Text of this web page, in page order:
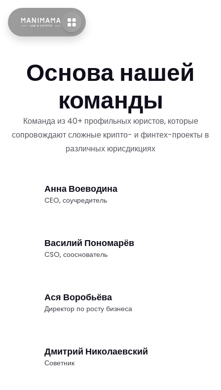
Основа нашей
команды
Команда из 40+ профильных юристов, которые
сопровождают сложные крипто- и финтех-проекты в
различных юрисдикциях
Анна Воеводина
CEO, соучредитель
Василий Пономарёв
CSO, сооснователь
Ася Воробьёва
Директор по росту бизнеса
Дмитрий Николаевский
Советник